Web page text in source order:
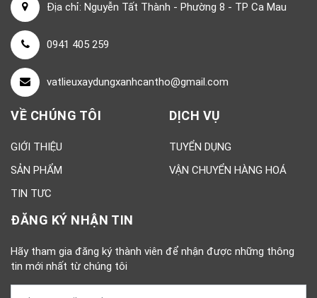
Địa chỉ: Nguyễn Tất Thành - Phường 8 - TP Ca Mau
0941 405 259
vatlieuxaydungxanhcantho@gmail.com
VỀ CHÚNG TÔI
GIỚI THIỆU
SẢN PHẨM
TIN TƯC
DỊCH VỤ
TUYỂN DỤNG
VẬN CHUYỂN HÀNG HOÁ
ĐĂNG KÝ NHẬN TIN
Hãy tham gia đăng ký thành viên để nhận được những thông
tin mới nhất từ chúng tôi